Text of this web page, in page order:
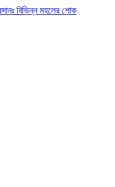
বিভিন্ন মহলের শোক